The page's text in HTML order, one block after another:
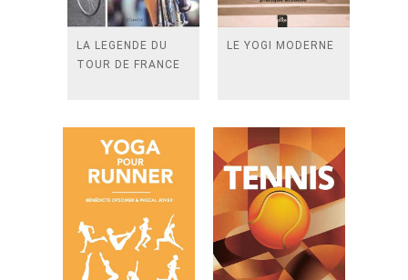
LA LEGENDE DU
TOUR DE FRANCE
LE YOGI MODERNE